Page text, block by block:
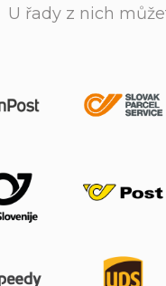
U řady z nich